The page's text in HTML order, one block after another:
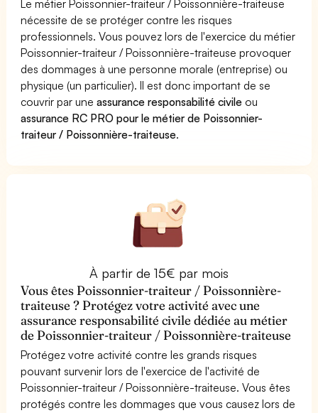
Le métier Poissonnier-traiteur / Poissonnière-traiteuse
nécessite de se protéger contre les risques
professionnels. Vous pouvez lors de l'exercice du métier
Poissonnier-traiteur / Poissonnière-traiteuse provoquer
des dommages à une personne morale (entreprise) ou
physique (un particulier). Il est donc important de se
couvrir par uneassurance responsabilité civile ou
assurance RC PRO pour le métier de Poissonnier-
traiteur / Poissonnière-traiteuse.
À partir de 15€ par mois
Vous êtes Poissonnier-traiteur / Poissonnière-
traiteuse ? Protégez votre activité avec une
assurance responsabilité civile dédiée au métier
de Poissonnier-traiteur / Poissonnière-traiteuse
Protégez votre activité contre les grands risques
pouvant survenir lors de l'exercice de l'activité de
Poissonnier-traiteur / Poissonnière-traiteuse. Vous êtes
protégés contre les dommages que vous causez lors de